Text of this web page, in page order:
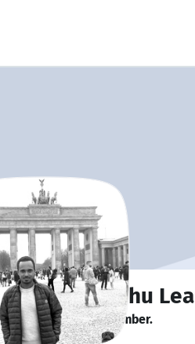
Alemayehu Lea
for a new team member.